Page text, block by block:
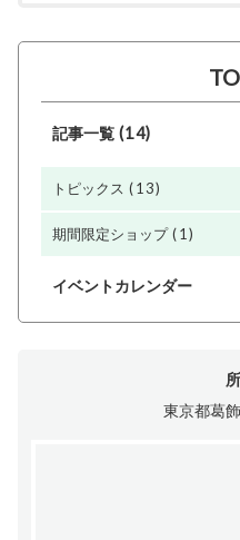
記事一覧 (14)
トピックス (13)
期間限定ショップ(1)
イベントカレンダー
東京都葛